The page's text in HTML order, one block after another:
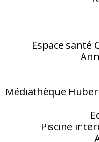
Espace santé
Médiathèque
Piscine